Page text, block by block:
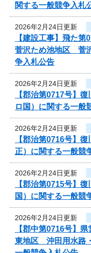
関する一般競争入札
2026年2月24日更新
【建設工事】飛た
菅沢ため池地区 菅
争入札公告
2026年2月24日更新
【郡治第0717号】
ロ国）に関する一般
2026年2月24日更新
【郡治第0716号】
正）に関する一般競
2026年2月24日更新
【郡治第0715号】
国）に関する一般競
2026年2月24日更新
【郡中第0716号】
東地区 沖田用水路